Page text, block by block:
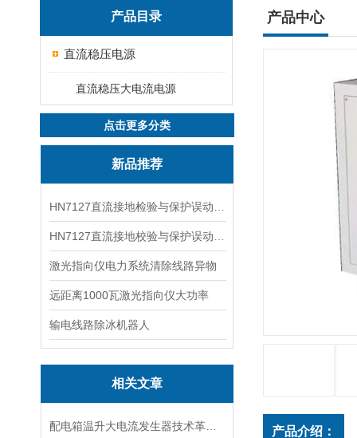
产品目录
直流稳压电源
直流稳压大电流电源
点击更多分类
新品推荐
激光指向仪电力系统清除线路异物
远距离1000瓦激光指向仪大功率
输电线路除冰机器人
相关文章
产品中心
产品介绍：